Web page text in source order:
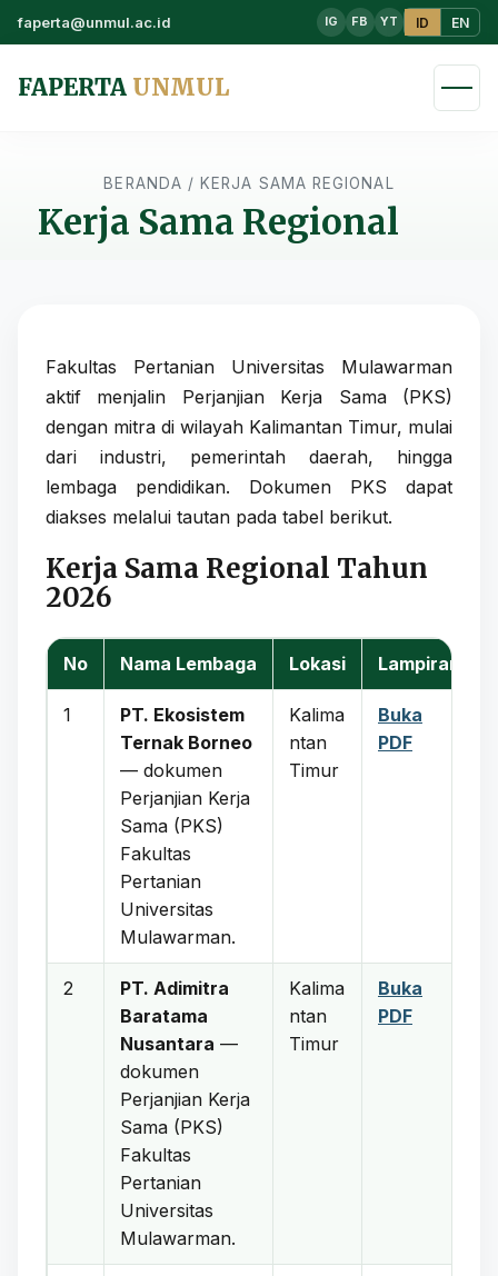
faperta@unmul.ac.id IG FB YT ID EN
FAPERTA UNMUL
BERANDA / KERJA SAMA REGIONAL
Kerja Sama Regional
Fakultas Pertanian Universitas Mulawarman
aktif menjalin Perjanjian Kerja Sama (PKS)
dengan mitra di wilayah Kalimantan Timur, mulai
dari industri, pemerintah daerah, hingga
lembaga pendidikan. Dokumen PKS dapat
diakses melalui tautan pada tabel berikut.
Kerja Sama Regional Tahun
2026
No Nama Lembaga Lokasi Lampiran
1
PT. Ekosistem
Ternak Borneo
— dokumen
Perjanjian Kerja
Sama (PKS)
Fakultas
Pertanian
Universitas
Mulawarman.
Kalima
ntan
Timur
Buka
PDF
2
PT. Adimitra
Baratama
Nusantara —
dokumen
Perjanjian Kerja
Sama (PKS)
Fakultas
Pertanian
Universitas
Mulawarman.
Kalima
ntan
Timur
Buka
PDF